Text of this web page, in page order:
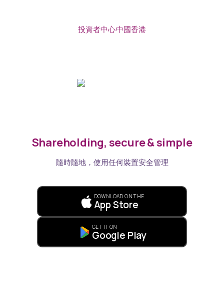
投資者中心中國香港
Shareholding, secure & simple
隨時隨地，使用任何裝置安全管理
DOWNLOAD ON THE
App Store
GET IT ON
Google Play